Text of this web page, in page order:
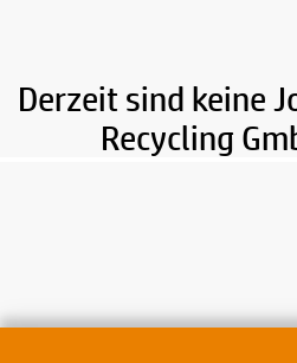
Derzeit sind keine
Recycling